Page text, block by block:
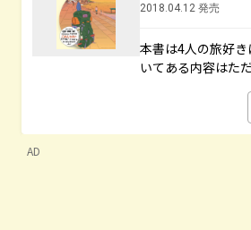
2018.04.12 発売
本書は4人の旅好
いてある内容はた
AD